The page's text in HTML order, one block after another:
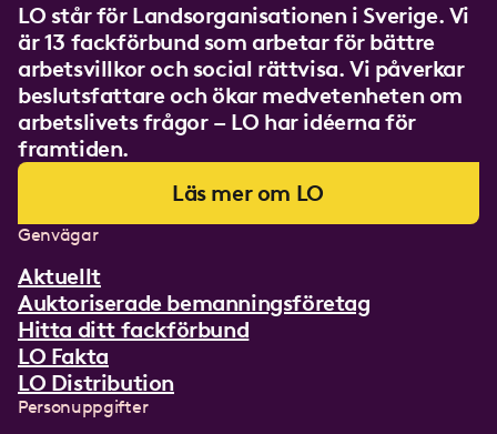
LO står för Landsorganisationen i Sverige. Vi
är 13 fackförbund som arbetar för bättre
arbetsvillkor och social rättvisa. Vi påverkar
beslutsfattare och ökar medvetenheten om
arbetslivets frågor – LO har idéerna för
framtiden.
Läs mer om LO
Genvägar
Aktuellt
Auktoriserade bemanningsföretag
Hitta ditt fackförbund
LO Fakta
LO Distribution
Personuppgifter